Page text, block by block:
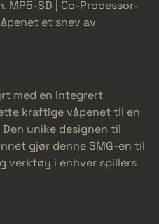
MP5-SD | Co-Processor-
et snev av
med en integrert
kraftige våpenet til en
unike designen til
gjør denne SMG-en til
verktøy i enhver spillers